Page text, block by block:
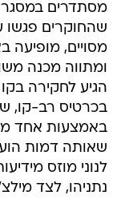
מסתדרים
שהחוקרים
מסויים, מופיעה
ומתווה מכנה
שאותה דמות
לנוני מוזס
נתניהו, לצד